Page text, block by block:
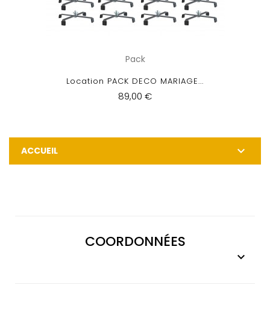
Pack
Location PACK DECO MARIAGE...
89,00 €
ACCUEIL 
COORDONNÉES
